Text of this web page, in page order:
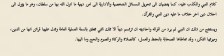
كلام النبي والكذب عليه، كما يفضيان الى تحويل المسائل الشخصية والادارية الى امور دينية ما انزل الله بها من سلطان، وهو ما يؤول الى
احلال دين اخر خلاف ما عليه دين النبي والقرآن.
ويستنتج من ذلك ان النبي لم يرد من اقواله واحاديثه ان ترتسم ديناً الا تلك التي تتعلق بالسنة العملية العامة وتدل عليها قرائن انها من الدين،
وميزتها التكرر، وقد تعاطاها الصحابة بالحفظ والعمل، كالصلاة والزكاة والصوم والحج وما اليها.